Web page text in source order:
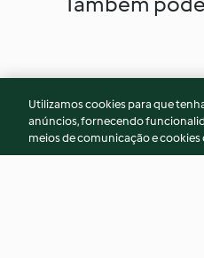
Utilizamos cookies para que
anúncios, fornecendo
meios de comunicação e cookies